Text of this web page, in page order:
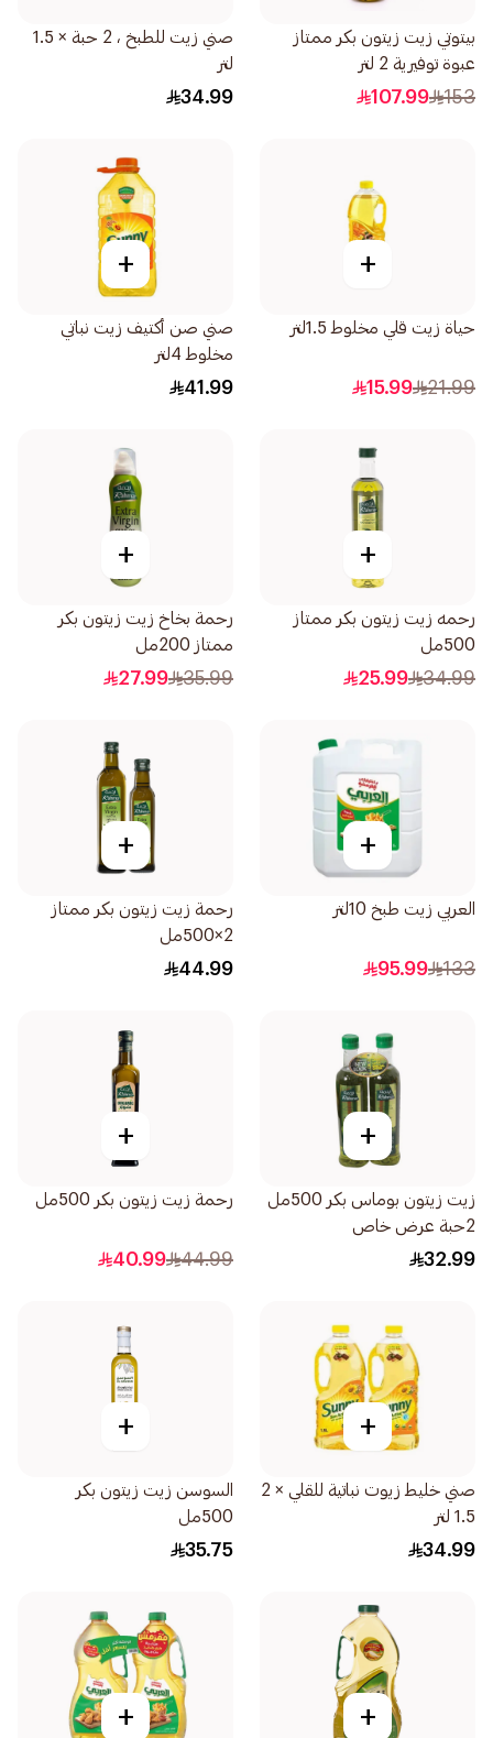
بيتوتي زيت زيتون بكر ممتاز
عبوة توفيرية 2 لتر
153
107.99
صني زيت للطبخ ، 2 حبة × 1.5
لتر
34.99
+
حياة زيت قلي مخلوط 1.5لتر
21.99
15.99
+
صني صن أكتيف زيت نباتي
مخلوط 4لتر
41.99
+
رحمه زيت زيتون بكر ممتاز
500مل
34.99
25.99
+
رحمة بخاخ زيت زيتون بكر
ممتاز 200مل
35.99
27.99
+
العربي زيت طبخ 10لتر
133
95.99
+
رحمة زيت زيتون بكر ممتاز
2×500مل
44.99
+
زيت زيتون بوماس بكر 500مل
2حبة عرض خاص
32.99
+
رحمة زيت زيتون بكر 500مل
44.99
40.99
+
صني خليط زيوت نباتية للقلي × 2
1.5 لتر
34.99
+
السوسن زيت زيتون بكر
500مل
35.75
+
+